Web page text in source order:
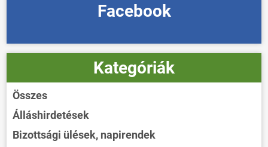
Facebook
Kategóriák
Összes
Álláshirdetések
Bizottsági ülések, napirendek